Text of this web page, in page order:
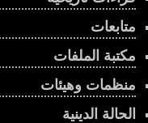
متابعات
مكتبة الملفات
منظمات وهيئات
الحالة الدينية